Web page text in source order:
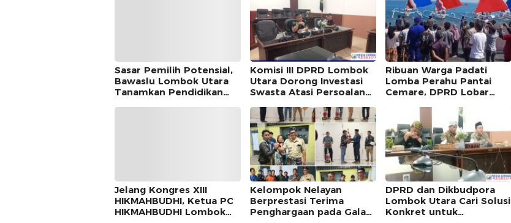
Sasar Pemilih Potensial,
Bawaslu Lombok Utara
Tanamkan Pendidikan
Komisi III DPRD Lombok
Utara Dorong Investasi
Swasta Atasi Persoalan
Ribuan Warga Padati
Lomba Perahu Pantai
Cemare, DPRD Lobar
Wisata dan Festival
Bahari NTB
Jelang Kongres XIII
HIKMAHBUDHI, Ketua PC
HIKMAHBUDHI Lombok
Kelompok Nelayan
Berprestasi Terima
Penghargaan pada Gala
DPRD dan Dikbudpora
Lombok Utara Cari Solusi
Konkret untuk